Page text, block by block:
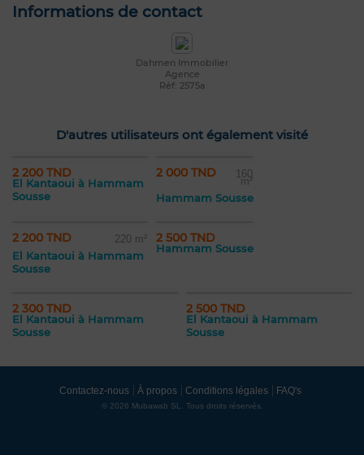
Informations de contact
Dahmen Immobilier
Agence
Réf: 2575a
D'autres utilisateurs ont également visité
2 200 TND
El Kantaoui à Hammam
Sousse
2 000 TND 160
m²
Hammam Sousse
2 200 TND 220 m²
El Kantaoui à Hammam
Sousse
2 500 TND
Hammam Sousse
2 300 TND
El Kantaoui à Hammam
Sousse
2 500 TND
El Kantaoui à Hammam
Sousse
Contactez-nous À propos Conditions légales FAQ's
© 2026 Mubawab SL. Tous droits réservés.